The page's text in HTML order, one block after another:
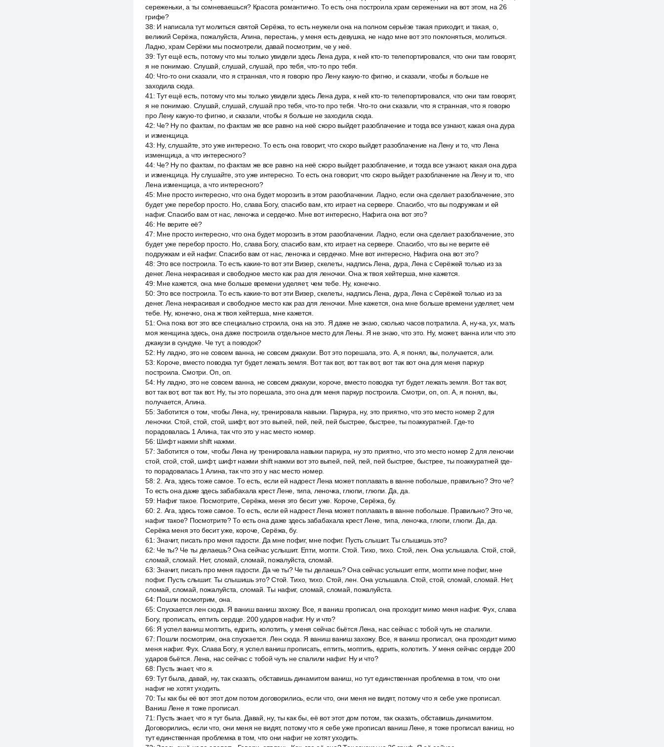
сереженьки, а ты сомневаешься? Красота романтично. То есть она построила храм сереженьки на вот этом, на 26
грифе?
38: И написала тут молиться святой Серёжа, то есть неужели она на полном серьёзе такая приходит, и такая, о,
великий Серёжа, пожалуйста, Алина, перестань, у меня есть девушка, не надо мне вот это поклоняться, молиться.
Ладно, храм Серёжи мы посмотрели, давай посмотрим, че у неё.
39:Тут ещё есть, потому что мы только увидели здесь Лена дура, к ней кто-то телепортировался, что они там говорят,
я не понимаю. Слушай, слушай, слушай, про тебя, что-то про тебя.
40: Что-то они сказали, что я странная, что я говорю про Лену какую-то фигню, и сказали, чтобы я больше не
заходила сюда.
41 :Тут ещё есть, потому что мы только увидели здесь Лена дура, к ней кто-то телепортировался, что они там говорят,
я не понимаю. Слушай, слушай, слушай про тебя, что-то про тебя. Что-то они сказали, что я странная, что я говорю
про Лену какую-то фигню, и сказали, чтобы я больше не заходила сюда.
42: Че? Ну по фактам, по фактам же все равно на неё скоро выйдет разоблачение и тогда все узнают, какая она дура
и изменщица.
43: Ну, слушайте, это уже интересно. То есть она говорит, что скоро выйдет разоблачение на Лену и то, что Лена
изменщица, а что интересного?
44: Че? Ну по фактам, по фактам же все равно на неё скоро выйдет разоблачение, и тогда все узнают, какая она дура
и изменщица. Ну слушайте, это уже интересно. То есть она говорит, что скоро выйдет разоблачение на Лену и то, что
Лена изменщица, а что интересного?
45: Мне просто интересно, что она будет морозить в этом разоблачении. Ладно, если она сделает разоблачение, это
будет уже перебор просто. Но, слава Богу, спасибо вам, кто играет на сервере. Спасибо, что вы подружкам и ей
нафиг. Спасибо вам от нас, леночка и сердечко. Мне вот интересно, Нафига она вот это?
46: Не верите её?
47: Мне просто интересно, что она будет морозить в этом разоблачении. Ладно, если она сделает разоблачение, это
будет уже перебор просто. Но, слава Богу, спасибо вам, кто играет на сервере. Спасибо, что вы не верите её
подружкам и ей нафиг. Спасибо вам от нас, леночка и сердечко. Мне вот интересно, Нафига она вот это?
48: Это все построила. То есть какие-то вот эти Визер, скелеты, надпись Лена, дура, Лена с Серёжей только из за
денег. Лена некрасивая и свободное место как раз для леночки. Она ж твоя хейтерша, мне кажется.
49: Мне кажется, она мне больше времени уделяет, чем тебе. Ну, конечно.
50: Это все построила. То есть какие-то вот эти Визер, скелеты, надпись Лена, дура, Лена с Серёжей только из за
денег. Лена некрасивая и свободное место как раз для леночки. Мне кажется, она мне больше времени уделяет, чем
тебе. Ну, конечно, она ж твоя хейтерша, мне кажется.
51 :Она пока вот это все специально строила, она на это. Я даже не знаю, сколько часов потратила. А, ну-ка, ух, мать
моя женщина здесь, она даже построила отдельное место для Лены. Я не знаю, что это. Ну, может, ванна или что это
джакузи в сундуке. Че тут, а поводок?
52: Ну ладно, это не совсем ванна, не совсем джакузи. Вот это порешала, это. А, я понял, вы, получается, али.
53: Короче, вместо поводка тут будет лежать земля. Вот так вот, вот так вот, вот так вот она для меня паркур
построила. Смотри. Оп, оп.
54: Ну ладно, это не совсем ванна, не совсем джакузи, короче, вместо поводка тут будет лежать земля. Вот так вот,
вот так вот, вот так вот. Ну, ты это порешала, это она для меня паркур построила. Смотри, оп, оп. А, я понял, вы,
получается, Алина.
55:Заботится о том, чтобы Лена, ну, тренировала навыки. Паркура, ну, это приятно, что это место номер 2 для
леночки. Стой, стой, стой, шифт, вот это выпей, пей, пей, пей быстрее, быстрее, ты поаккуратней. Где-то
порадовалась 1 Алина, так что это у нас место номер.
56: Шифт нажми shift нажми.
57:Заботится о том, чтобы Лена ну тренировала навыки паркура, ну это приятно, что это место номер 2 для леночки
стой, стой, стой, шифт, шифт нажми shift нажми вот это выпей, пей, пей, пей быстрее, быстрее, ты поаккуратней где-
то порадовалась 1 Алина, так что это у нас место номер.
58: 2. Ага, здесь тоже самое. То есть, если ей надоест Лена может поплавать в ванне побольше, правильно? Это че?
То есть она даже здесь забабахала крест Лене, типа, леночка, глюпи, глюпи. Да, да.
59: Нафиг такое. Посмотрите, Серёжа, меня это бесит уже. Короче, Серёжа, бу.
60: 2. Ага, здесь тоже самое. То есть, если ей надоест Лена может поплавать в ванне побольше. Правильно? Это че,
нафиг такое? Посмотрите? То есть она даже здесь забабахала крест Лене, типа, леночка, глюпи, глюпи. Да, да.
Серёжа меня это бесит уже, короче, Серёжа, бу.
61 :Значит, писать про меня гадости. Да мне пофиг, мне пофиг. Пусть слышит. Ты слышишь это?
62: Че ты? Че ты делаешь? Она сейчас услышит. Епти, мопти. Стой. Тихо, тихо. Стой, лен. Она услышала. Стой, стой,
сломай, сломай. Нет, сломай, сломай, пожалуйста, сломай.
63:Значит, писать про меня гадости. Да че ты? Че ты делаешь? Она сейчас услышит епти, мопти мне пофиг, мне
пофиг. Пусть слышит. Ты слышишь это? Стой. Тихо, тихо. Стой, лен. Она услышала. Стой, стой, сломай, сломай. Нет,
сломай, сломай, пожалуйста, сломай. Ты нафиг, сломай, сломай, пожалуйста.
64: Пошли посмотрим, она.
65:Спускается лен сюда. Я ваниш ваниш захожу. Все, я ваниш прописал, она проходит мимо меня нафиг. Фух, слава
Богу, прописать, ептить сердце. 200 ударов нафиг. Ну и что?
66: Я успел ваниш моптить, едрить, колотить, у меня сейчас бьётся Лена, нас сейчас с тобой чуть не спалили.
67: Пошли посмотрим, она спускается. Лен сюда. Я ваниш ваниш захожу. Все, я ваниш прописал, она проходит мимо
меня нафиг. Фух. Слава Богу, я успел ваниш прописать, ептить, моптить, едрить, колотить. У меня сейчас сердце 200
ударов бьётся. Лена, нас сейчас с тобой чуть не спалили нафиг. Ну и что?
68: Пусть знает, что я.
69:Тут была, давай, ну, так сказать, обставишь динамитом ваниш, но тут единственная проблемка в том, что они
нафиг не хотят уходить.
70:Ты как бы её вот этот дом потом договорились, если что, они меня не видят, потому что я себе уже прописал.
Ваниш Лене я тоже прописал.
71 : Пусть знает, что я тут была. Давай, ну, ты как бы, её вот этот дом потом, так сказать, обставишь динамитом.
Договорились, если что, они меня не видят, потому что я себе уже прописал ваниш Лене, я тоже прописал ваниш, но
тут единственная проблемка в том, что они нафиг не хотят уходить.